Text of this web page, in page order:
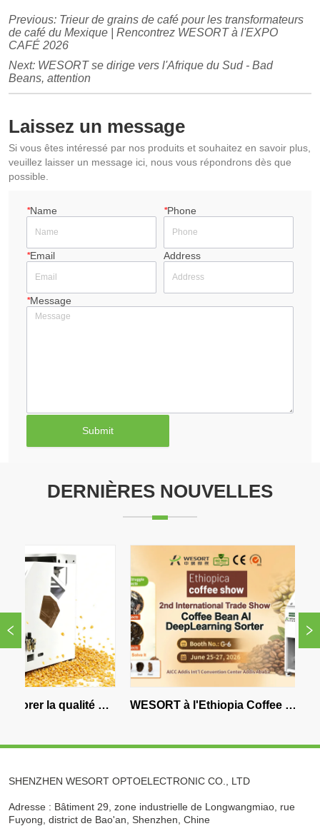
Previous: Trieur de grains de café pour les transformateurs
de café du Mexique | Rencontrez WESORT à l'EXPO
CAFÉ 2026
Next: WESORT se dirige vers l'Afrique du Sud - Bad
Beans, attention
Laissez un message
Si vous êtes intéressé par nos produits et souhaitez en savoir plus,
veuillez laisser un message ici, nous vous répondrons dès que
possible.
*Name *Phone
*Email Address
*Message
Submit
DERNIÈRES NOUVELLES
la qualité du
WESORT à l'Ethiopia Coffee
grains de café IA pour le
SHENZHEN WESORT OPTOELECTRONIC CO., LTD
Adresse : Bâtiment 29, zone industrielle de Longwangmiao, rue
Fuyong, district de Bao'an, Shenzhen, Chine